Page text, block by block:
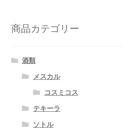
商品カテゴリー
酒類
メスカル
コスミコス
テキーラ
ソトル